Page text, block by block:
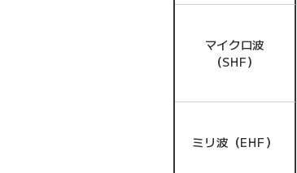
マイクロ波
（SHF）
ミリ波（EHF）